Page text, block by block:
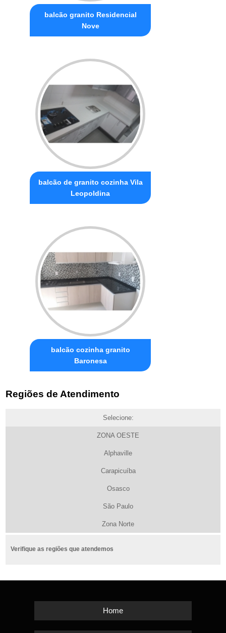
balcão granito Residencial
Nove
balcão de granito cozinha Vila
Leopoldina
balcão cozinha granito
Baronesa
Regiões de Atendimento
Selecione:
ZONA OESTE
Alphaville
Carapicuíba
Osasco
São Paulo
Zona Norte
Verifique as regiões que atendemos
Home